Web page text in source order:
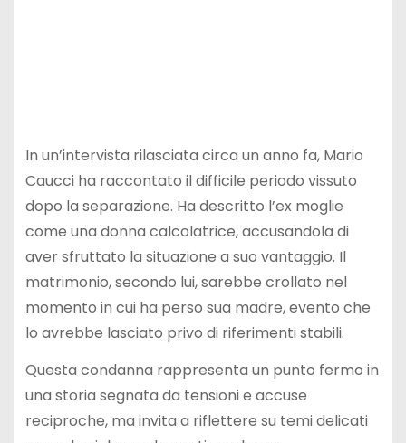
In un’intervista rilasciata circa un anno fa, Mario
Caucci ha raccontato il difficile periodo vissuto
dopo la separazione. Ha descritto l’ex moglie
come una donna calcolatrice, accusandola di
aver sfruttato la situazione a suo vantaggio. Il
matrimonio, secondo lui, sarebbe crollato nel
momento in cui ha perso sua madre, evento che
lo avrebbe lasciato privo di riferimenti stabili.
Questa condanna rappresenta un punto fermo in
una storia segnata da tensioni e accuse
reciproche, ma invita a riflettere su temi delicati